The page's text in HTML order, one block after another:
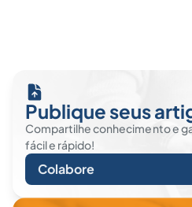
Publique seus
Compartilhe conhecimento e
fácil e rápido!
Colabore